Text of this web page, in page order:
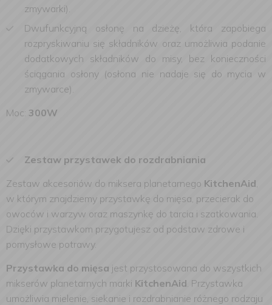
zmywarki).
Dwufunkcyjną osłonę na dzieżę, która zapobiega
rozpryskiwaniu się składników oraz umożliwia podanie
dodatkowych składników do misy, bez konieczności
ściągania osłony (osłona nie nadaje się do mycia w
zmywarce).
Moc: 300W
Zestaw przystawek do rozdrabniania
Zestaw akcesoriów do miksera planetarnego KitchenAid,
w którym znajdziemy przystawkę do mięsa, przecierak do
owoców i warzyw oraz maszynkę do tarcia i szatkowania.
Dzięki przystawkom przygotujesz od podstaw zdrowe i
pomysłowe potrawy.
Przystawka do mięsa jest przystosowana do wszystkich
mikserów planetarnych marki KitchenAid. Przystawka
umożliwia mielenie, siekanie i rozdrabnianie różnego rodzaju